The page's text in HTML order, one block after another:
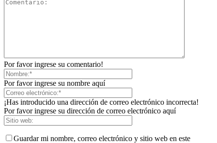
Por favor ingrese su comentario!
Por favor ingrese su nombre aquí
¡Has introducido una dirección de correo electrónico incorrecta!
Por favor ingrese su dirección de correo electrónico aquí
Guardar mi nombre, correo electrónico y sitio web en este